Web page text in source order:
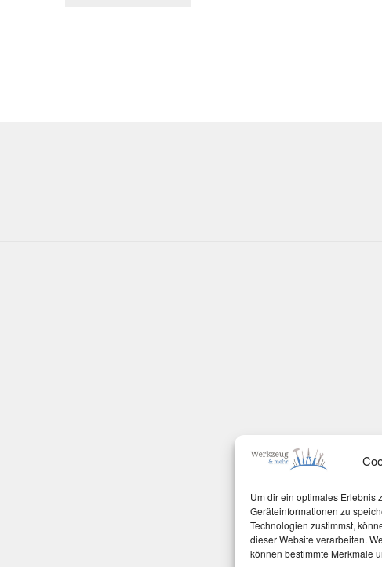
Um dir ein optimales Erlebnis
Geräteinformationen zu
Technologien zustimmst,
dieser Website verarbeiten.
können bestimmte Merkmale